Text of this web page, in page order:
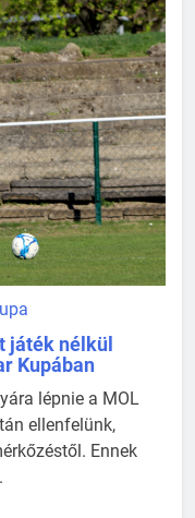
játék nélkül
Kupában
lépnie a MOL
ellenfelünk,
Ennek